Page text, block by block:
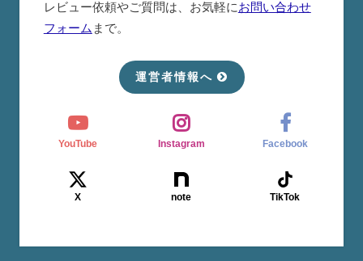
レビュー依頼やご質問は、お気軽にお問い合わせ
フォーム まで。
運営者情報へ
YouTube Instagram Facebook
X note TikTok